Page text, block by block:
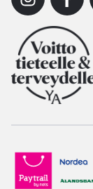
Instagram